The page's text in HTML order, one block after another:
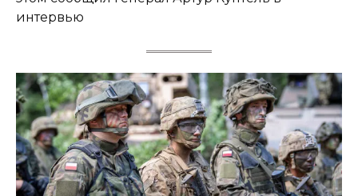
интервью